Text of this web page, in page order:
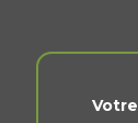
Votre